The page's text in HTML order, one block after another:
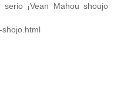
¡Vean Mahou shoujo
shojo.html